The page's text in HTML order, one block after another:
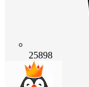
25898